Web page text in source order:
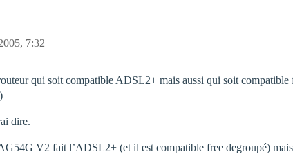
7:32
qui soit compatible ADSL2+ mais aussi qui soit
dire.
V2 fait l’ADSL2+ (et il est compatible free degroupé) mais